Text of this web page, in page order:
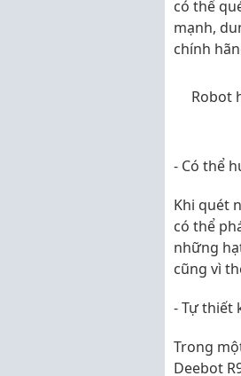
có thể
mạnh,
chính
Robot
- Có thể
Khi quét
có thể
những
cũng vì
- Tự thiết
Trong
Deebot